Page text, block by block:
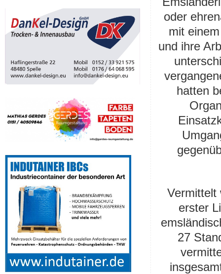
oder
mit
und ihre
hatten
erster
27